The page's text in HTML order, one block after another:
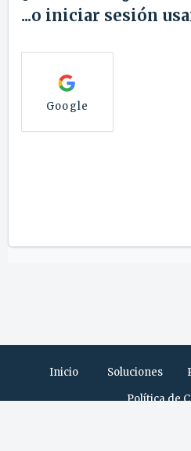
...o iniciar sesión
Google
Inicio Soluciones
Política de